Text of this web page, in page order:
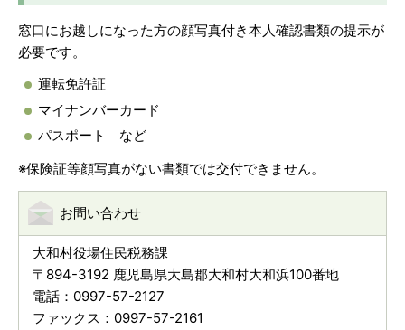
窓口にお越しになった方の顔写真付き本人確認書類の提示が
必要です。
運転免許証
マイナンバーカード
パスポート など
※保険証等顔写真がない書類では交付できません。
お問い合わせ
大和村役場住民税務課
〒894-3192 鹿児島県大島郡大和村大和浜100番地
電話：0997-57-2127
ファックス：0997-57-2161